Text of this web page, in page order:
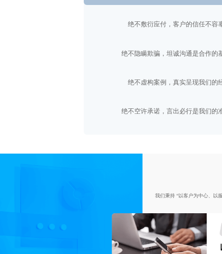
绝不敷衍应付，客户的信任不容
绝不隐瞒欺骗，坦诚沟通是合作的
绝不虚构案例，真实呈现我们的
绝不空许承诺，言出必行是我们的
我们秉持 “以客户为中心、以